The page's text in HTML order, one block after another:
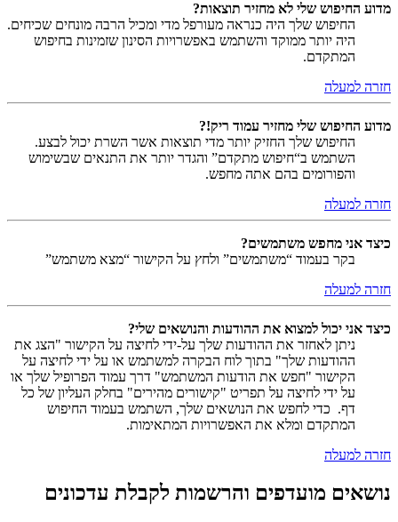
מדוע החיפוש שלי לא מחזיר תוצאות?
החיפוש שלך היה כנראה מעורפל מדי ומכיל הרבה מונחים שכיחים.
היה יותר ממוקד והשתמש באפשרויות הסינון שזמינות בחיפוש
המתקדם.
חזרה למעלה
מדוע החיפוש שלי מחזיר עמוד ריק!?
החיפוש שלך החזיק יותר מדי תוצאות אשר השרת יכול לבצע.
השתמש ב“חיפוש מתקדם” והגדר יותר את התנאים שבשימוש
והפורומים בהם אתה מחפש.
חזרה למעלה
כיצד אני מחפש משתמשים?
בקר בעמוד “משתמשים” ולחץ על הקישור “מצא משתמש”
חזרה למעלה
כיצד אני יכול למצוא את ההודעות והנושאים שלי?
ניתן לאחזר את ההודעות שלך על-ידי לחיצה על הקישור "הצג את
ההודעות שלך" בתוך לוח הבקרה למשתמש או על ידי לחיצה על
הקישור "חפש את הודעות המשתמש" דרך עמוד הפרופיל שלך או
על ידי לחיצה על תפריט "קישורים מהירים" בחלק העליון של כל
דף. כדי לחפש את הנושאים שלך, השתמש בעמוד החיפוש
המתקדם ומלא את האפשרויות המתאימות.
חזרה למעלה
נושאים מועדפים והרשמות לקבלת עדכונים